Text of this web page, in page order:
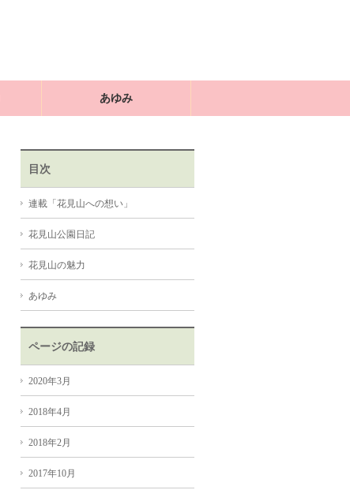
あゆみ
目次
連載「花見山への想い」
花見山公園日記
花見山の魅力
あゆみ
ページの記録
2020年3月
2018年4月
2018年2月
2017年10月